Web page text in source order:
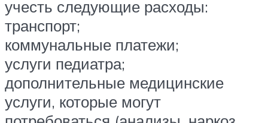
учесть следующие расходы:
транспорт;
коммунальные платежи;
услуги педиатра;
дополнительные медицинские
услуги, которые могут